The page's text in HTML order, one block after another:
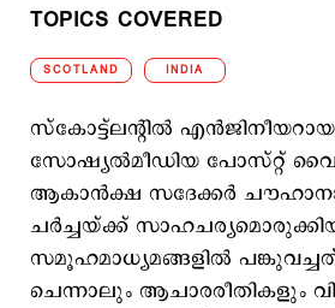
TOPICS COVERED
SCOTLAND INDIA
സ്കോട്ട്ലന്റിൽ എൻജിനീയറായ
സോഷ്യല്‍മീഡിയ പോസ്റ്റ്
ആകാൻക്ഷ സദേക്കർ
ചര്‍ച്ചയ്ക്ക്
സമൂഹമാധ്യമങ്ങളില്‍
ചെന്നാലും ആചാരരീതികളും